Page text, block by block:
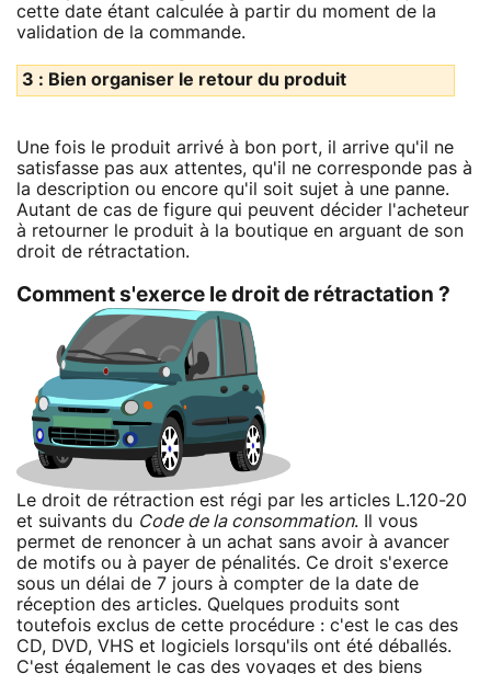
cette date étant calculée à partir du moment de la
validation de la commande.
3 : Bien organiser le retour du produit
Une fois le produit arrivé à bon port, il arrive qu'il ne
satisfasse pas aux attentes, qu'il ne corresponde pas à
la description ou encore qu'il soit sujet à une panne.
Autant de cas de figure qui peuvent décider l'acheteur
à retourner le produit à la boutique en arguant de son
droit de rétractation.
Comment s'exerce le droit de rétractation ?
Le droit de rétraction est régi par les articles L.120-20
et suivants du Code de la consommation. Il vous
permet de renoncer à un achat sans avoir à avancer
de motifs ou à payer de pénalités. Ce droit s'exerce
sous un délai de 7 jours à compter de la date de
réception des articles. Quelques produits sont
toutefois exclus de cette procédure : c'est le cas des
CD, DVD, VHS et logiciels lorsqu'ils ont été déballés.
C'est également le cas des voyages et des biens